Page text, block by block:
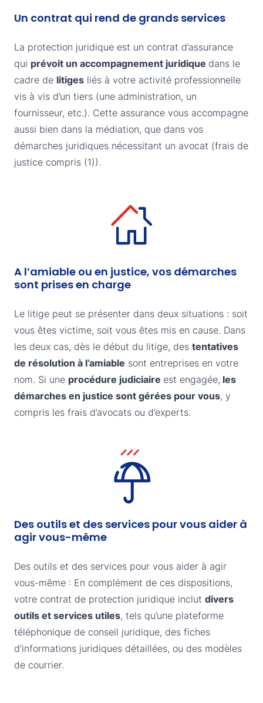
Un contrat qui rend de grands services
La protection juridique est un contrat d’assurance
qui prévoit un accompagnement juridique dans le
cadre de litiges liés à votre activité professionnelle
vis à vis d’un tiers (une administration, un
fournisseur, etc.). Cette assurance vous accompagne
aussi bien dans la médiation, que dans vos
démarches juridiques nécessitant un avocat (frais de
justice compris (1)).
A l’amiable ou en justice, vos démarches
sont prises en charge
Le litige peut se présenter dans deux situations : soit
vous êtes victime, soit vous êtes mis en cause. Dans
les deux cas, dès le début du litige, des tentatives
de résolution à l’amiable sont entreprises en votre
nom. Si une procédure judiciaire est engagée, les
démarches en justice sont gérées pour vous, y
compris les frais d’avocats ou d’experts.
Des outils et des services pour vous aider à
agir vous-même
Des outils et des services pour vous aider à agir
vous-même : En complément de ces dispositions,
votre contrat de protection juridique inclut divers
outils et services utiles, tels qu’une plateforme
téléphonique de conseil juridique, des fiches
d’informations juridiques détaillées, ou des modèles
de courrier.